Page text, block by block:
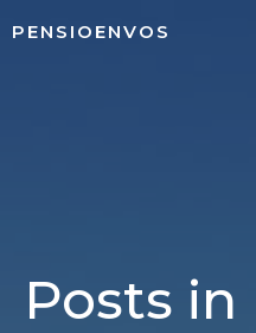
PENSIOENVOS
Posts in